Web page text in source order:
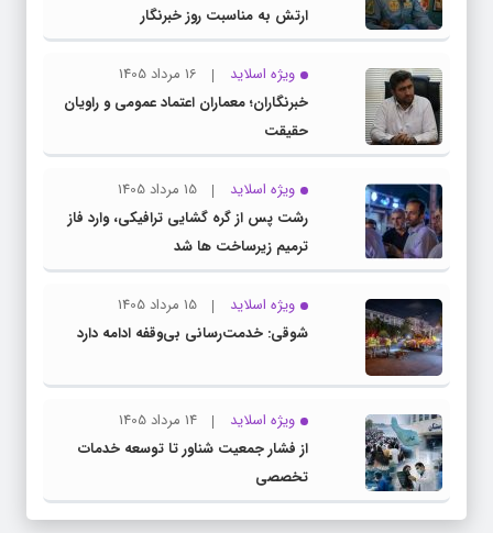
ارتش به مناسبت روز خبرنگار
ویژه اسلاید
16 مرداد 1405
خبرنگاران؛ معماران اعتماد عمومی و راویان
حقیقت
ویژه اسلاید
15 مرداد 1405
رشت پس از گره گشایی ترافیکی، وارد فاز
ترمیم زیرساخت ها شد
ویژه اسلاید
15 مرداد 1405
شوقی: خدمت‌رسانی بی‌وقفه ادامه دارد
ویژه اسلاید
14 مرداد 1405
از فشار جمعیت شناور تا توسعه خدمات
تخصصی